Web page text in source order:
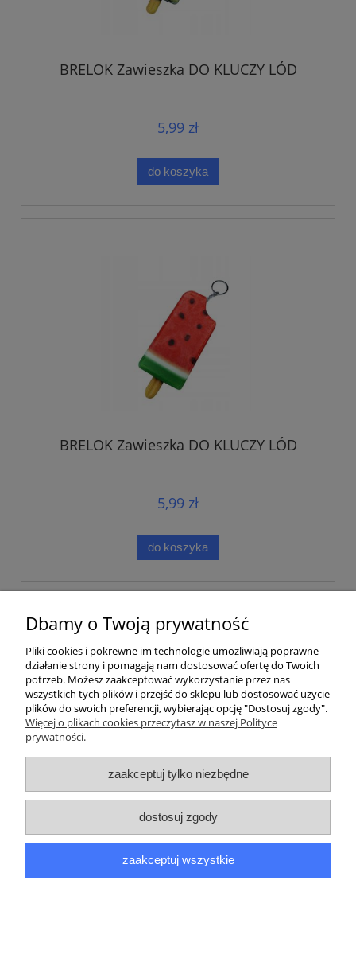
BRELOK Zawieszka DO KLUCZY LÓD
5,99 zł
do koszyka
BRELOK Zawieszka DO KLUCZY LÓD
5,99 zł
do koszyka
BRELOK Zawieszka DO KLUCZY LÓD
5,99 zł
Dbamy o Twoją prywatność
Pliki cookies i pokrewne im technologie umożliwiają poprawne
działanie strony i pomagają nam dostosować ofertę do Twoich
potrzeb. Możesz zaakceptować wykorzystanie przez nas
wszystkich tych plików i przejść do sklepu lub dostosować użycie
plików do swoich preferencji, wybierając opcję "Dostosuj zgody".
Więcej o plikach cookies przeczytasz w naszej Polityce
prywatności.
zaakceptuj tylko niezbędne
dostosuj zgody
zaakceptuj wszystkie